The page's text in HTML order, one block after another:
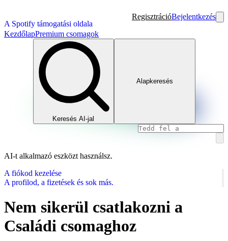
A Spotify támogatási oldala
RegisztrációBejelentkezés
KezdőlapPremium csomagok
Keresés AI-jal
Alapkeresés
AI-t alkalmazó eszközt használsz.
A fiókod kezelése
A profilod, a fizetések és sok más.
Nem sikerül csatlakozni a
Családi csomaghoz